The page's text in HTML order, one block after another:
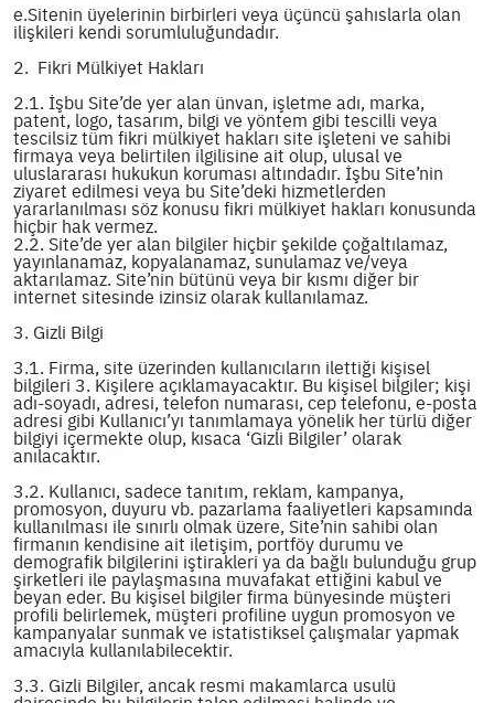
e.Sitenin üyelerinin birbirleri veya üçüncü şahıslarla olan
ilişkileri kendi sorumluluğundadır.
2. Fikri Mülkiyet Hakları
2.1. İşbu Site’de yer alan ünvan, işletme adı, marka,
patent, logo, tasarım, bilgi ve yöntem gibi tescilli veya
tescilsiz tüm fikri mülkiyet hakları site işleteni ve sahibi
firmaya veya belirtilen ilgilisine ait olup, ulusal ve
uluslararası hukukun koruması altındadır. İşbu Site’nin
ziyaret edilmesi veya bu Site’deki hizmetlerden
yararlanılması söz konusu fikri mülkiyet hakları konusunda
hiçbir hak vermez.
2.2. Site’de yer alan bilgiler hiçbir şekilde çoğaltılamaz,
yayınlanamaz, kopyalanamaz, sunulamaz ve/veya
aktarılamaz. Site’nin bütünü veya bir kısmı diğer bir
internet sitesinde izinsiz olarak kullanılamaz.
3. Gizli Bilgi
3.1. Firma, site üzerinden kullanıcıların ilettiği kişisel
bilgileri 3. Kişilere açıklamayacaktır. Bu kişisel bilgiler; kişi
adı-soyadı, adresi, telefon numarası, cep telefonu, e-posta
adresi gibi Kullanıcı’yı tanımlamaya yönelik her türlü diğer
bilgiyi içermekte olup, kısaca ‘Gizli Bilgiler’ olarak
anılacaktır.
3.2. Kullanıcı, sadece tanıtım, reklam, kampanya,
promosyon, duyuru vb. pazarlama faaliyetleri kapsamında
kullanılması ile sınırlı olmak üzere, Site’nin sahibi olan
firmanın kendisine ait iletişim, portföy durumu ve
demografik bilgilerini iştirakleri ya da bağlı bulunduğu grup
şirketleri ile paylaşmasına muvafakat ettiğini kabul ve
beyan eder. Bu kişisel bilgiler firma bünyesinde müşteri
profili belirlemek, müşteri profiline uygun promosyon ve
kampanyalar sunmak ve istatistiksel çalışmalar yapmak
amacıyla kullanılabilecektir.
3.3. Gizli Bilgiler, ancak resmi makamlarca usulü